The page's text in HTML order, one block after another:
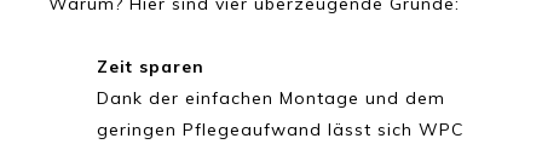
Zeit sparen
Dank der einfachen Montage und dem
geringen Pflegeaufwand lässt sich WPC